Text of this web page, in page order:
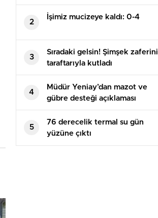
2
İşimiz mucizeye kaldı: 0-4
3
Sıradaki gelsin! Şimşek zaferini
taraftarıyla kutladı
4
Müdür Yeniay’dan mazot ve
gübre desteği açıklaması
5
76 derecelik termal su gün
yüzüne çıktı